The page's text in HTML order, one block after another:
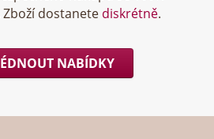
Zboží dostanete diskrétně.
NABÍDKY